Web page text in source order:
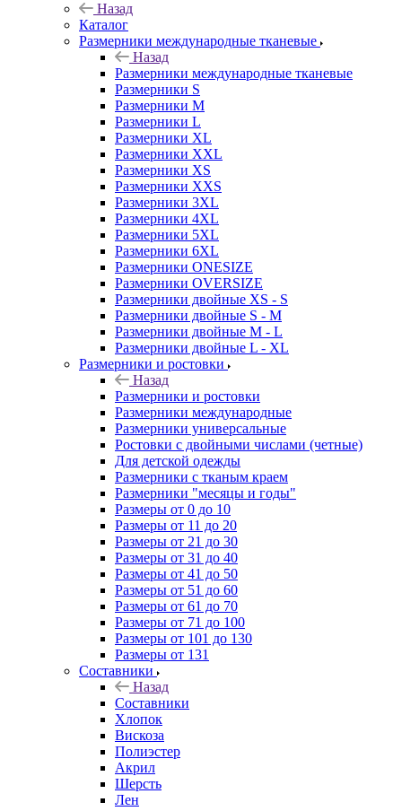
Назад
Каталог
Размерники международные тканевые
Назад
Размерники международные тканевые
Размерники S
Размерники M
Размерники L
Размерники XL
Размерники XXL
Размерники XS
Размерники XXS
Размерники 3XL
Размерники 4XL
Размерники 5XL
Размерники 6XL
Размерники ONESIZE
Размерники OVERSIZE
Размерники двойные XS - S
Размерники двойные S - M
Размерники двойные M - L
Размерники двойные L - XL
Размерники и ростовки
Назад
Размерники и ростовки
Размерники международные
Размерники универсальные
Ростовки с двойными числами (четные)
Для детской одежды
Размерники с тканым краем
Размерники "месяцы и годы"
Размеры от 0 до 10
Размеры от 11 до 20
Размеры от 21 до 30
Размеры от 31 до 40
Размеры от 41 до 50
Размеры от 51 до 60
Размеры от 61 до 70
Размеры от 71 до 100
Размеры от 101 до 130
Размеры от 131
Составники
Назад
Составники
Хлопок
Вискоза
Полиэстер
Акрил
Шерсть
Лен